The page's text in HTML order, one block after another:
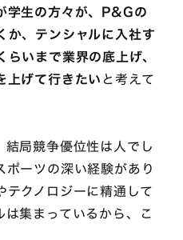
学生の方々が、P&Gの
か、テンシャルに入社す
いまで業界の底上げ、
上げて行きたいと考えて
局競争優位性は人でし
ーツの深い経験があり
クノロジーに精通して
集まっているから、こ